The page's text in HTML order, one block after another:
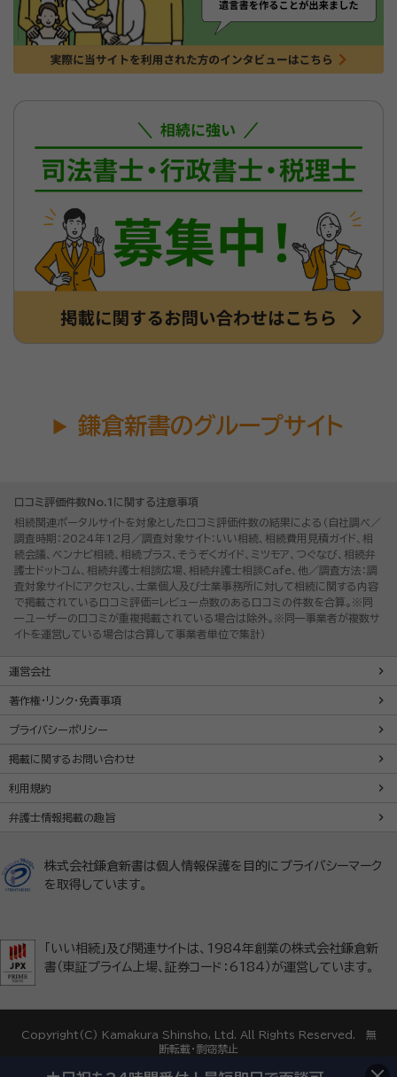
鎌倉新書のグループサイト
口コミ評価件数No.1に関する注意事項
相続関連ポータルサイトを対象とした口コミ評価件数の結果による（自社調べ／
調査時期：2024年12月／調査対象サイト：いい相続、相続費用見積ガイド、相
続会議、ベンナビ相続、相続プラス、そうぞくガイド、ミツモア、つぐなび、相続弁
護士ドットコム、相続弁護士相談広場、相続弁護士相談Cafe、他／調査方法：調
査対象サイトにアクセスし、士業個人及び士業事務所に対して相続に関する内容
で掲載されている口コミ評価=レビュー点数のある口コミの件数を合算。※同
一ユーザーの口コミが重複掲載されている場合は除外。※同一事業者が複数サ
イトを運営している場合は合算して事業者単位で集計）
運営会社
著作権・リンク・免責事項
プライバシーポリシー
掲載に関するお問い合わせ
利用規約
弁護士情報掲載の趣旨
株式会社鎌倉新書は個人情報保護を目的にプライバシーマーク
を取得しています。
「いい相続」及び関連サイトは、1984年創業の株式会社鎌倉新
書（東証プライム上場、証券コード：6184）が運営しています。
Copyright(C) Kamakura Shinsho, Ltd. All Rights Reserved. 無
断転載・剽窃禁止